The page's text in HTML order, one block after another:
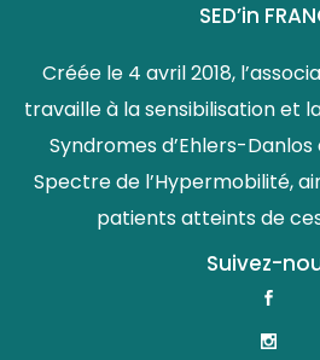
SED’in
Créée le 4 avril 2018,
travaille à la sensibilisation et
Syndromes d’Ehlers-
Spectre de l’Hypermobilité,
patients atteints de
Suivez-